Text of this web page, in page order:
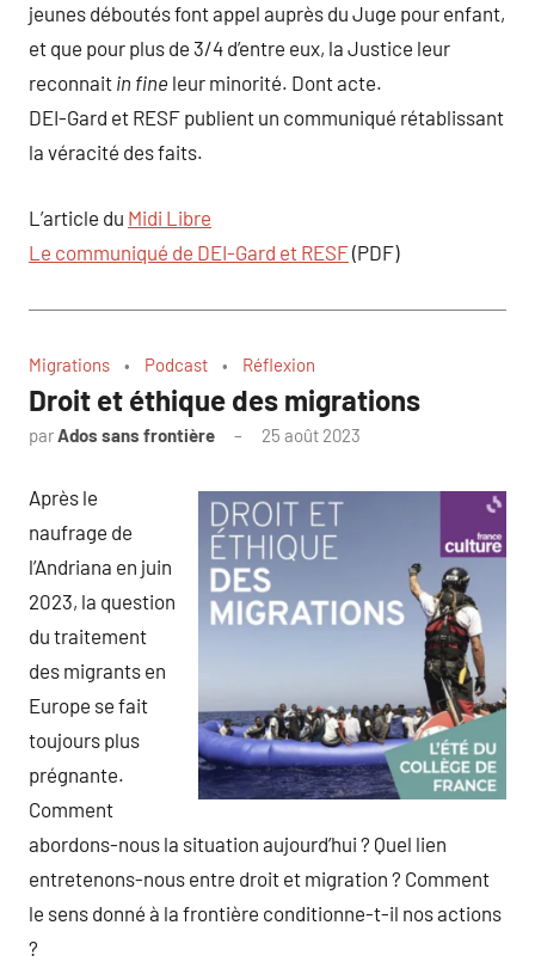
jeunes déboutés font appel auprès du Juge pour enfant,
et que pour plus de 3/4 d’entre eux, la Justice leur
reconnait in fine leur minorité. Dont acte.
DEI-Gard et RESF publient un communiqué rétablissant
la véracité des faits.
L’article du Midi Libre
Le communiqué de DEI-Gard et RESF(PDF)
Migrations Podcast Réflexion
Droit et éthique des migrations
parAdos sans frontière 25 août 2023
Après le
naufrage de
l’Andriana en juin
2023, la question
du traitement
des migrants en
Europe se fait
toujours plus
prégnante.
Comment
abordons-nous la situation aujourd’hui ? Quel lien
entretenons-nous entre droit et migration ? Comment
le sens donné à la frontière conditionne-t-il nos actions
?